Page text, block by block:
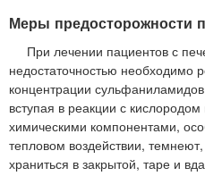
Меры предосторожности
При лечении пациентов с
недостаточностью необходимо
концентрации
вступая в реакции с
химическими компонентами,
тепловом воздействии,
храниться в закрытой, таре и